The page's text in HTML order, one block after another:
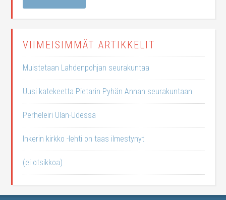
VIIMEISIMMÄT ARTIKKELIT
Muistetaan Lahdenpohjan seurakuntaa
Uusi katekeetta Pietarin Pyhän Annan seurakuntaan
Perheleiri Ulan-Udessa
Inkerin kirkko -lehti on taas ilmestynyt
(ei otsikkoa)